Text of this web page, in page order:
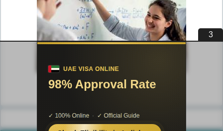
Публикации по педагогике
Разделы публикаций
3